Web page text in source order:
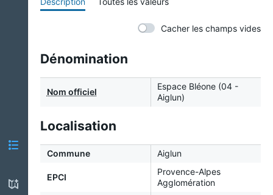
Cacher les champs vides
Dénomination
Nom officiel
Espace Bléone (04 -
Aiglun)
Localisation
Commune Aiglun
EPCI
Provence-Alpes
Agglomération